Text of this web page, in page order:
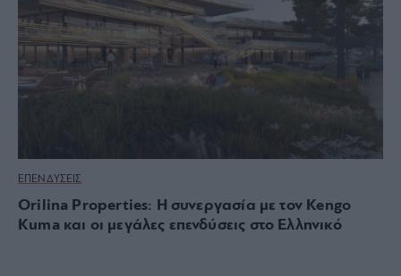
ΕΠΕΝΔΥΣΕΙΣ
Orilina Properties: Η συνεργασία με τον Kengo
Kuma και οι μεγάλες επενδύσεις στο Ελληνικό